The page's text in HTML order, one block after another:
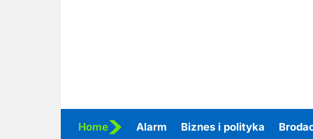
Home Alarm Biznes i polityka